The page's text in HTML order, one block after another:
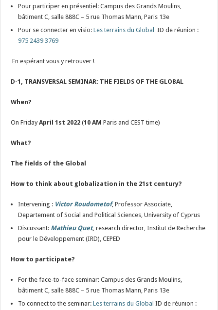
Pour participer en présentiel: Campus des Grands Moulins,
bâtiment C, salle 888C – 5 rue Thomas Mann, Paris 13e
Pour se connecter en visio:Les terrains du GlobalID de réunion :
975 2439 3769
En espérant vous y retrouver !
D-1, TRANSVERSAL SEMINAR: THE FIELDS OF THE GLOBAL
When?
On FridayApril 1st 2022 (10 AM Paris and CEST time)
What?
The fields of the Global
How to think about globalization in the 21st century?
Intervening : Victor Roudometof, Professor Associate,
Departement of Social and Political Sciences, University of Cyprus
Discussant: Mathieu Quet, research director, Institut de Recherche
pour le Développement (IRD), CEPED
How to participate?
For the face-to-face seminar: Campus des Grands Moulins,
bâtiment C, salle 888C – 5 rue Thomas Mann, Paris 13e
To connect to the seminar:Les terrains du Global ID de réunion :